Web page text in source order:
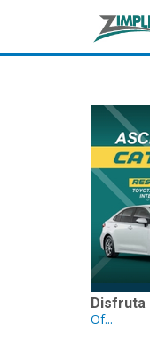
Disfruta
Of...